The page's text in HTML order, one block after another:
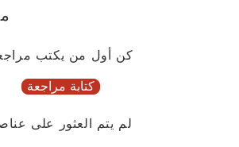
كن أول من يكتب
كتابة مراجعة
لم يتم العثور على